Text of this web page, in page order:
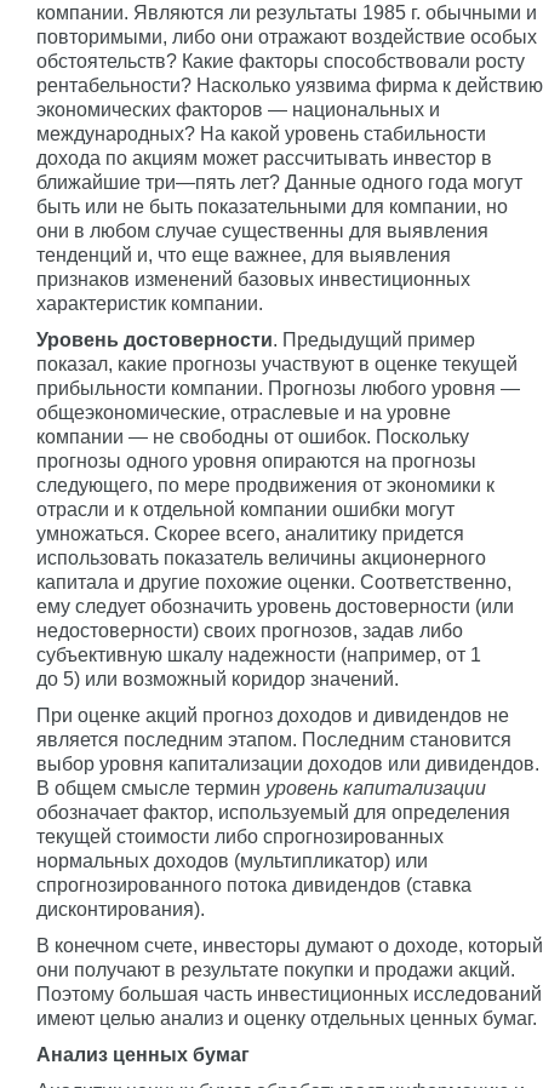
компании. Являются ли результаты 1985 г. обычными и
повторимыми, либо они отражают воздействие особых
обстоятельств? Какие факторы способствовали росту
рентабельности? Насколько уязвима фирма к действию
экономических факторов — национальных и
международных? На какой уровень стабильности
дохода по акциям может рассчитывать инвестор в
ближайшие три—пять лет? Данные одного года могут
быть или не быть показательными для компании, но
они в любом случае существенны для выявления
тенденций и, что еще важнее, для выявления
признаков изменений базовых инвестиционных
характеристик компании.
Уровень достоверности. Предыдущий пример
показал, какие прогнозы участвуют в оценке текущей
прибыльности компании. Прогнозы любого уровня —
общеэкономические, отраслевые и на уровне
компании — не свободны от ошибок. Поскольку
прогнозы одного уровня опираются на прогнозы
следующего, по мере продвижения от экономики к
отрасли и к отдельной компании ошибки могут
умножаться. Скорее всего, аналитику придется
использовать показатель величины акционерного
капитала и другие похожие оценки. Соответственно,
ему следует обозначить уровень достоверности (или
недостоверности) своих прогнозов, задав либо
субъективную шкалу надежности (например, от 1
до 5) или возможный коридор значений.
При оценке акций прогноз доходов и дивидендов не
является последним этапом. Последним становится
выбор уровня капитализации доходов или дивидендов.
В общем смысле термин уровень капитализации
обозначает фактор, используемый для определения
текущей стоимости либо спрогнозированных
нормальных доходов (мультипликатор) или
спрогнозированного потока дивидендов (ставка
дисконтирования).
В конечном счете, инвесторы думают о доходе, который
они получают в результате покупки и продажи акций.
Поэтому большая часть инвестиционных исследований
имеют целью анализ и оценку отдельных ценных бумаг.
Анализ ценных бумаг